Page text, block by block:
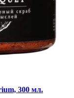
300 мл.